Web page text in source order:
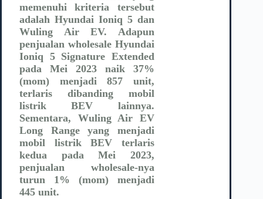
memenuhi kriteria tersebut
adalah Hyundai Ioniq 5 dan
Wuling Air EV. Adapun
penjualan wholesale Hyundai
Ioniq 5 Signature Extended
pada Mei 2023 naik 37%
(mom) menjadi 857 unit,
terlaris dibanding mobil
listrik BEV lainnya.
Sementara, Wuling Air EV
Long Range yang menjadi
mobil listrik BEV terlaris
kedua pada Mei 2023,
penjualan wholesale-nya
turun 1% (mom) menjadi
445 unit.